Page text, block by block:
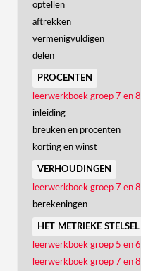
optellen
aftrekken
vermenigvuldigen
delen
procenten
leerwerkboek groep 7 en 8
inleiding
breuken en procenten
korting en winst
verhoudingen
leerwerkboek groep 7 en 8
berekeningen
het metrieke stelsel
leerwerkboek groep 5 en 6
leerwerkboek groep 7 en 8